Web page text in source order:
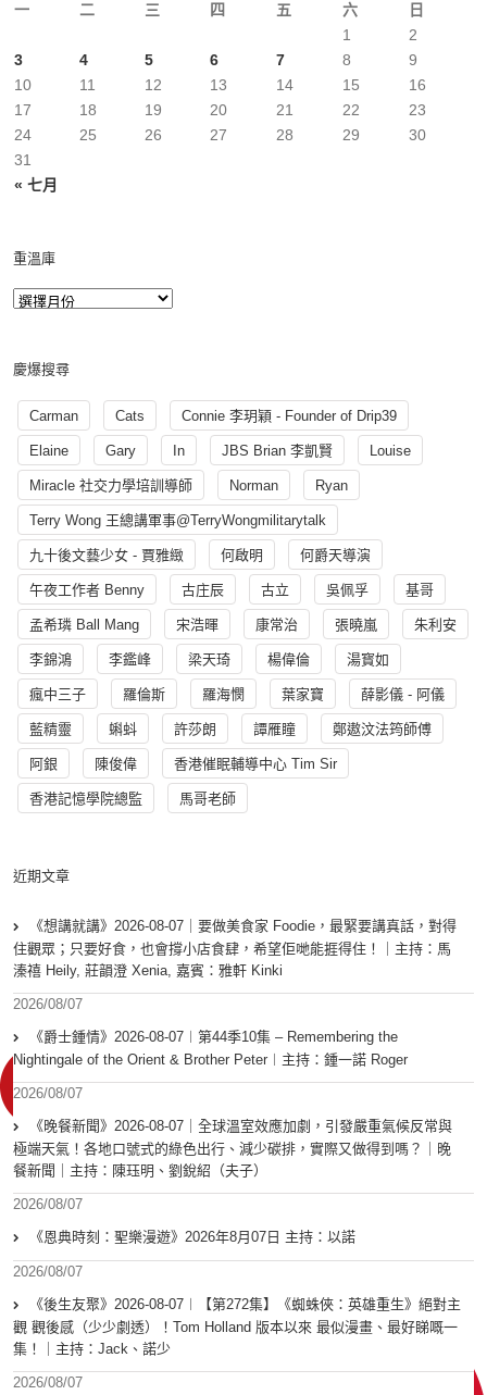
一
二 三 四 五 六 日
« 七月
1
2
3
4 5 6 7 8
9
10
11 12 13 14 15
16
17
18 19 20 21 22
23
24
25 26 27 28 29
30
31
重溫庫
慶爆搜尋
Carman Cats Connie 李玥穎 - Founder of Drip39
Elaine Gary In JBS Brian 李凱賢 Louise
Miracle 社交力學培訓導師 Norman Ryan
Terry Wong 王總講軍事@TerryWongmilitarytalk
九十後文藝少女 - 賈雅緻 何啟明 何爵天導演
午夜工作者 Benny 古庄辰 古立 吳佩孚 基哥
孟希璘 Ball Mang 宋浩暉 康常治 張曉嵐 朱利安
李錦鴻 李鑑峰 梁天琦 楊偉倫 湯寳如
瘋中三子 羅倫斯 羅海憫 葉家寶 薛影儀 - 阿儀
藍精靈 蝌蚪 許莎朗 譚雁瞳 鄭遨汶法筠師傅
阿銀 陳俊偉 香港催眠輔導中心 Tim Sir
香港記憶學院總監 馬哥老師
近期文章
《想講就講》2026-08-07｜要做美食家 Foodie，最緊要講真話，對得
住觀眾；只要好食，也會撐小店食肆，希望佢哋能捱得住！｜主持：馬
溱禧 Heily, 莊韻澄 Xenia, 嘉賓：雅軒 Kinki
2026/08/07
《爵士鍾情》2026-08-07︱第44季10集 – Remembering the
Nightingale of the Orient & Brother Peter︱主持：鍾一諾 Roger
2026/08/07
《晚餐新聞》2026-08-07｜全球溫室效應加劇，引發嚴重氣候反常與
極端天氣！各地口號式的綠色出行、減少碳排，實際又做得到嗎？｜晚
餐新聞｜主持：陳珏明、劉銳紹（夫子）
2026/08/07
《恩典時刻：聖樂漫遊》2026年8月07日 主持：以諾
2026/08/07
《後生友聚》2026-08-07︱【第272集】《蜘蛛俠：英雄重生》絕對主
觀 觀後感（少少劇透）！Tom Holland 版本以來 最似漫畫、最好睇嘅一
集！｜主持：Jack、諾少
2026/08/07